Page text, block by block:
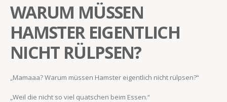
WARUM MÜSSEN
HAMSTER EIGENTLICH
NICHT RÜLPSEN?
„Mamaaa? Warum müssen Hamster eigentlich nicht rülpsen?“
„Weil die nicht so viel quatschen beim Essen.“